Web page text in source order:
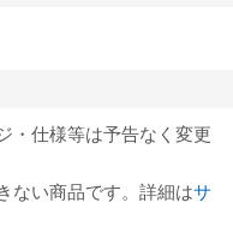
・仕様等は予告なく変更
ない商品です。詳細はサ